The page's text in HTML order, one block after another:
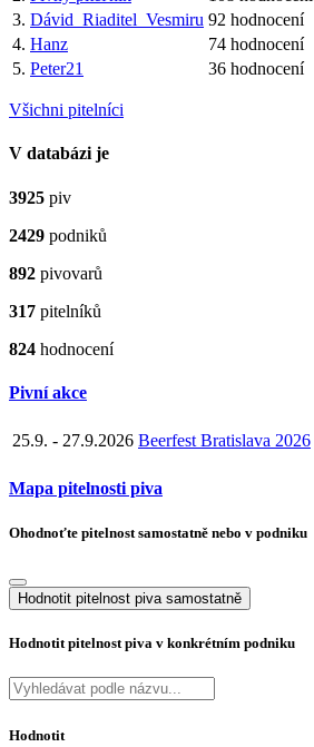
3. Dávid_Riaditel_Vesmiru 92 hodnocení
4. Hanz
74 hodnocení
5. Peter21 36 hodnocení
Všichni pitelníci
V databázi je
3925 piv
2429 podniků
892 pivovarů
317 pitelníků
824 hodnocení
Pivní akce
25.9. - 27.9.2026 Beerfest Bratislava 2026
Mapa pitelnosti piva
Ohodnoťte pitelnost samostatně nebo v podniku
Hodnotit pitelnost piva samostatně
Hodnotit pitelnost piva v konkrétním podniku
Hodnotit